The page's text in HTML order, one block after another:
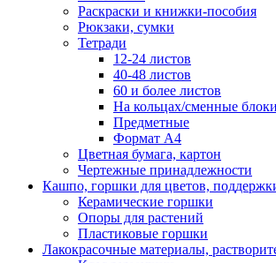
Раскраски и книжки-пособия
Рюкзаки, сумки
Тетради
12-24 листов
40-48 листов
60 и более листов
На кольцах/сменные блоки
Предметные
Формат А4
Цветная бумага, картон
Чертежные принадлежности
Кашпо, горшки для цветов,
Керамические горшки
Опоры для растений
Пластиковые горшки
Лакокрасочные материалы,